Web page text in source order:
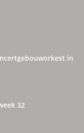
in
32